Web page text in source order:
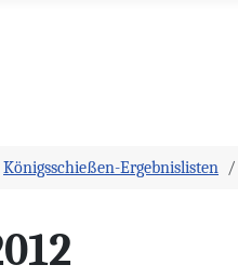
Königsschießen-Ergebnislisten